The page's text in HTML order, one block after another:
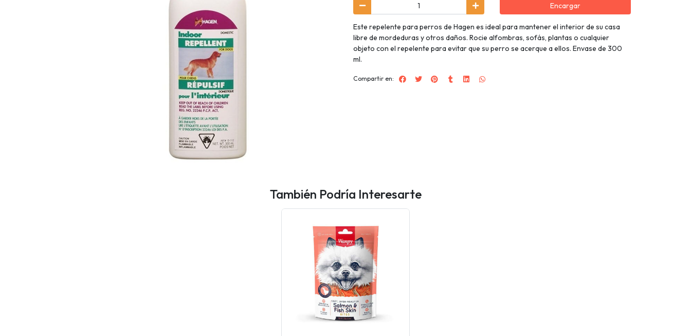
Encargar
Este repelente para perros de Hagen es ideal para mantener el interior de su casa
libre de mordeduras y otros daños. Rocie alfombras, sofás, plantas o cualquier
objeto con el repelente para evitar que su perro se acerque a ellos. Envase de 300
ml.
Compartir en:
También Podría Interesarte